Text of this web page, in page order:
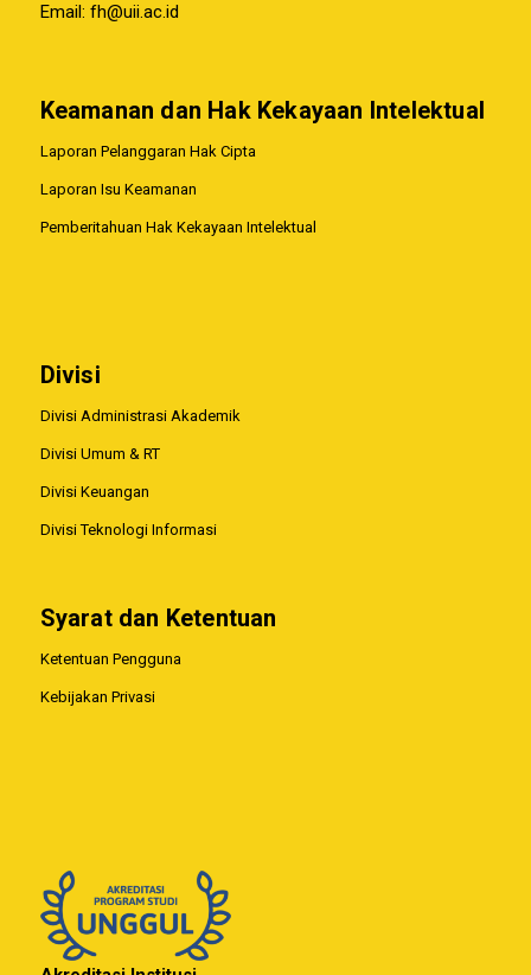
Email: fh@uii.ac.id
Keamanan dan Hak Kekayaan Intelektual
Laporan Pelanggaran Hak Cipta
Laporan Isu Keamanan
Pemberitahuan Hak Kekayaan Intelektual
Divisi
Divisi Administrasi Akademik
Divisi Umum & RT
Divisi Keuangan
Divisi Teknologi Informasi
Syarat dan Ketentuan
Ketentuan Pengguna
Kebijakan Privasi